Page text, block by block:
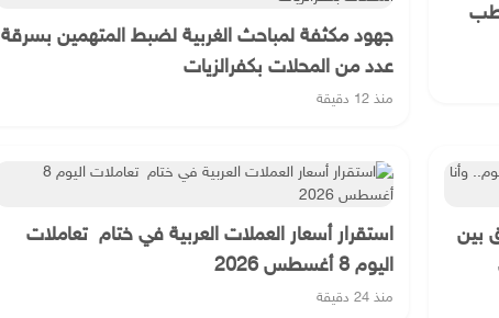
جهود مكثفة لمباحث الغربية لضبط المتهمين بسرقة
عدد من المحلات بكفرالزيات
منذ 12 دقيقة
بين
استقرار أسعار العملات العربية في ختام تعاملات
اليوم 8 أغسطس 2026
منذ 24 دقيقة